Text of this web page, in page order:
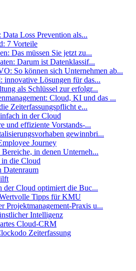
Loss Prevention als...
7 Vorteile
Das müssen Sie jetzt zu...
Darum ist Datenklassif...
So können sich Unternehmen ab...
innovative Lösungen für das...
als Schlüssel zur erfolgr...
Cloud, KI und das ...
Zeiterfassungspflicht e...
in der Cloud
und effiziente Vorstands-...
gewinnbri...
Journey
in denen Unterneh...
die Cloud
Datenraum
der Cloud optimiert die Buc...
Tipps für KMU
Projektmanagement-Praxis u...
Intelligenz
Cloud-CRM
Zeiterfassung